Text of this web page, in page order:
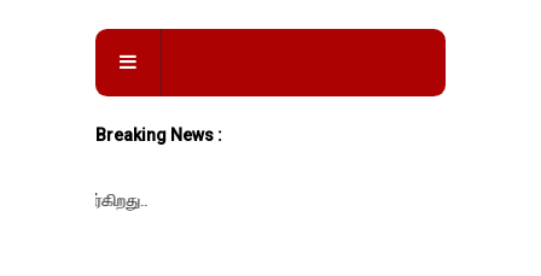
Breaking News :